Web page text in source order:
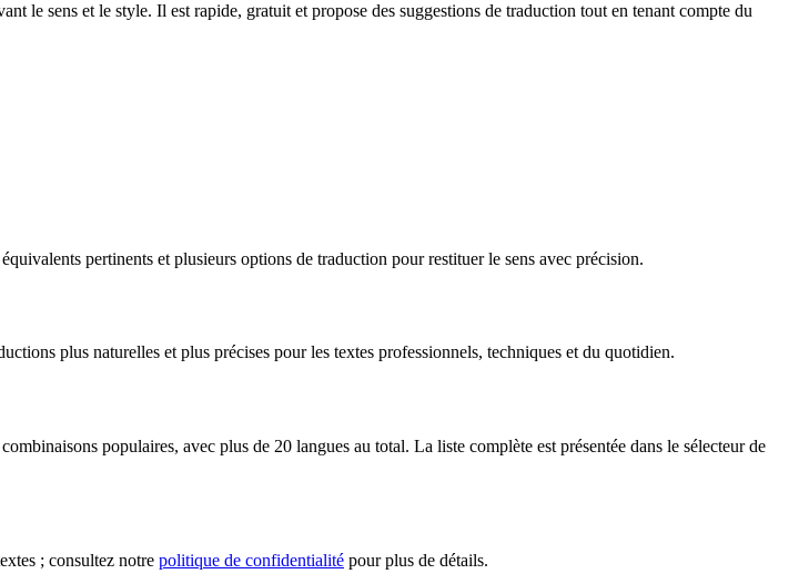
le sens et le style. Il est rapide, gratuit et propose des suggestions de traduction tout en tenant compte du
pertinents et plusieurs options de traduction pour restituer le sens avec précision.
plus naturelles et plus précises pour les textes professionnels, techniques et du quotidien.
populaires, avec plus de 20 langues au total. La liste complète est présentée dans le sélecteur de
; consultez notre politique de confidentialité pour plus de détails.